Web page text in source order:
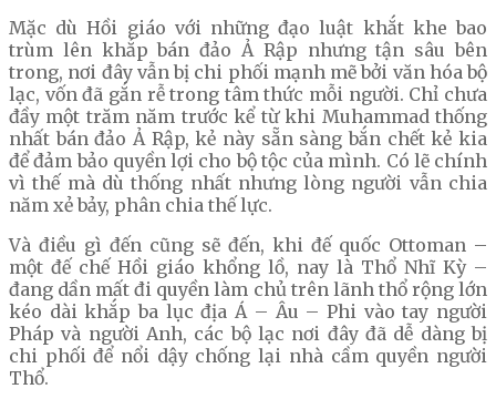
Mặc dù Hồi giáo với những đạo luật khắt khe bao
trùm lên khắp bán đảo Ả Rập nhưng tận sâu bên
trong, nơi đây vẫn bị chi phối mạnh mẽ bởi văn hóa bộ
lạc, vốn đã gắn rễ trong tâm thức mỗi người. Chỉ chưa
đầy một trăm năm trước kể từ khi Muhammad thống
nhất bán đảo Ả Rập, kẻ này sẵn sàng bắn chết kẻ kia
để đảm bảo quyền lợi cho bộ tộc của mình. Có lẽ chính
vì thế mà dù thống nhất nhưng lòng người vẫn chia
năm xẻ bảy, phân chia thế lực.
Và điều gì đến cũng sẽ đến, khi đế quốc Ottoman –
một đế chế Hồi giáo khổng lồ, nay là Thổ Nhĩ Kỳ –
đang dần mất đi quyền làm chủ trên lãnh thổ rộng lớn
kéo dài khắp ba lục địa Á – Âu – Phi vào tay người
Pháp và người Anh, các bộ lạc nơi đây đã dễ dàng bị
chi phối để nổi dậy chống lại nhà cầm quyền người
Thổ.